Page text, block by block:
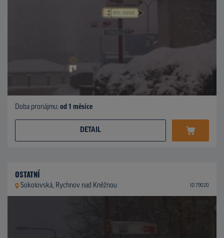
Doba pronájmu: od 1 měsíce
DETAIL
OSTATNÍ
Sokolovská, Rychnov nad Kněžnou ID 79020